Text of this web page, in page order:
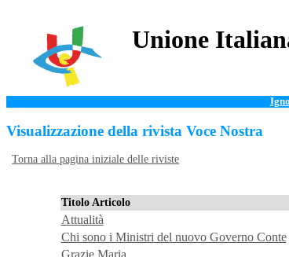
Unione
Visualizzazione della rivista Voce Nostra
Torna alla pagina iniziale delle riviste
Titolo Articolo
Attualità
Chi sono i Ministri del nuovo Governo Conte